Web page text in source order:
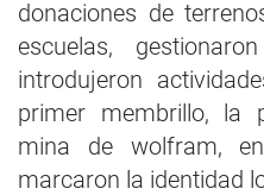
donaciones de
escuelas,
introdujeron
primer membrillo, la
mina de wolfram,
marcaron la identidad